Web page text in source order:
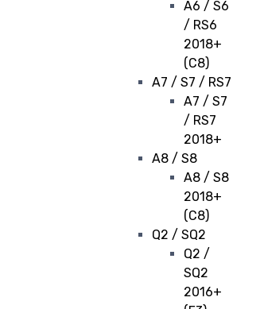
A6 / S6
/ RS6
2018+
(C8)
A7 / S7 / RS7
A7 / S7
/ RS7
2018+
A8 / S8
A8 / S8
2018+
(C8)
Q2 / SQ2
Q2 /
SQ2
2016+